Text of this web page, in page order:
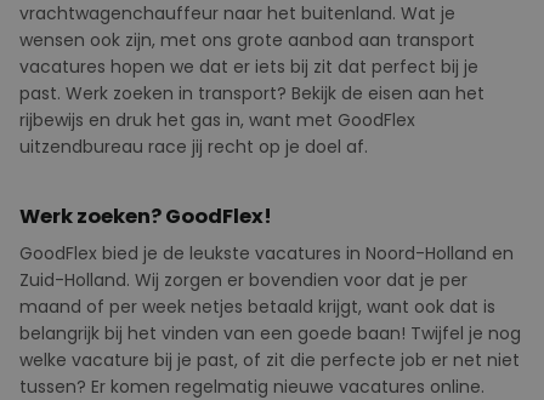
vrachtwagenchauffeur naar het buitenland. Wat je
wensen ook zijn, met ons grote aanbod aan transport
vacatures hopen we dat er iets bij zit dat perfect bij je
past. Werk zoeken in transport? Bekijk de eisen aan het
rijbewijs en druk het gas in, want met GoodFlex
uitzendbureau race jij recht op je doel af.
Werk zoeken? GoodFlex!
GoodFlex bied je de leukste vacatures in Noord-Holland en
Zuid-Holland. Wij zorgen er bovendien voor dat je per
maand of per week netjes betaald krijgt, want ook dat is
belangrijk bij het vinden van een goede baan! Twijfel je nog
welke vacature bij je past, of zit die perfecte job er net niet
tussen? Er komen regelmatig nieuwe vacatures online.